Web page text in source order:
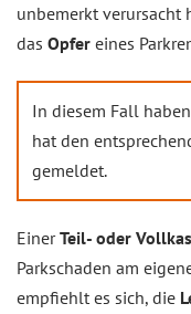
unbemerkt verursacht
das Opfer eines
In diesem Fall
hat den
gemeldet.
EinerTeil- oder
Parkschaden am
empfiehlt es sich, die